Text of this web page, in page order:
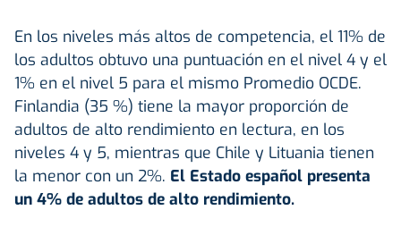
En los niveles más altos de competencia, el 11% de
los adultos obtuvo una puntuación en el nivel 4 y el
1% en el nivel 5 para el mismo Promedio OCDE.
Finlandia (35 %) tiene la mayor proporción de
adultos de alto rendimiento en lectura, en los
niveles 4 y 5, mientras que Chile y Lituania tienen
la menor con un 2%. El Estado español presenta
un 4% de adultos de alto rendimiento.